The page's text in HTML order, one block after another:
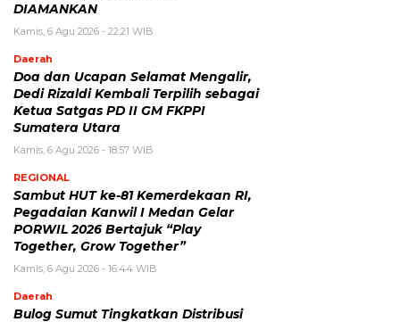
DIAMANKAN
Kamis, 6 Agu 2026 - 22:21 WIB
Daerah
Doa dan Ucapan Selamat Mengalir,
Dedi Rizaldi Kembali Terpilih sebagai
Ketua Satgas PD II GM FKPPI
Sumatera Utara
Kamis, 6 Agu 2026 - 18:57 WIB
REGIONAL
Sambut HUT ke-81 Kemerdekaan RI,
Pegadaian Kanwil I Medan Gelar
PORWIL 2026 Bertajuk “Play
Together, Grow Together”
Kamis, 6 Agu 2026 - 16:44 WIB
Daerah
Bulog Sumut Tingkatkan Distribusi